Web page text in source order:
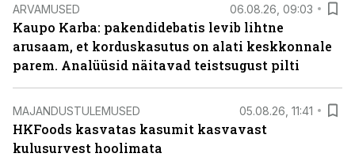
ARVAMUSED 06.08.26, 09:03
Kaupo Karba: pakendidebatis levib lihtne
arusaam, et korduskasutus on alati keskkonnale
parem. Analüüsid näitavad teistsugust pilti
MAJANDUSTULEMUSED 05.08.26, 11:41
HKFoods kasvatas kasumit kasvavast
kulusurvest hoolimata